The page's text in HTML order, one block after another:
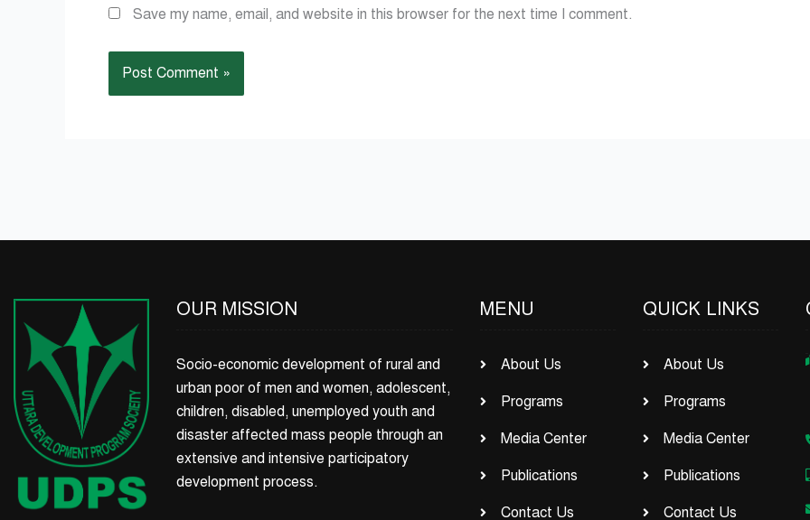
Save my name, email, and website in this browser for the next time I comment.
OUR MISSION
Socio-economic development of rural and
urban poor of men and women, adolescent,
children, disabled, unemployed youth and
disaster affected mass people through an
extensive and intensive participatory
development process.
MENU
About Us
Programs
Media Center
Publications
Contact Us
QUICK LINKS
About Us
Programs
Media Center
Publications
Contact Us